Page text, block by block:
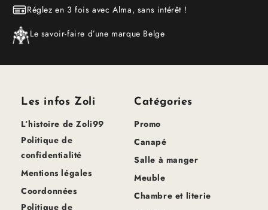
Réglez en 3 fois avec Alma, sans intérêt !
Le savoir-faire d’une marque Belge
Les infos Zoli
L’histoire de Zoli99
Politique de
confidentialité
Mentions légales
Coordonnées
Politique de
Catégories
Promo
Canapé
Salle à manger
Meuble
Chambre et literie